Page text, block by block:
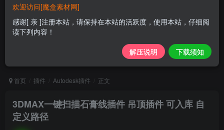
首页 插件 Autodesk插件 正文
3DMAX一键扫描石膏线插件 吊顶插件 可入库 自
定义路径
欢迎访问[魔盒素材网]
感谢[ 亲 ]注册本站，请保持在本站的活跃度，使用本站，仔细阅
读下列内容！
解压说明 下载须知